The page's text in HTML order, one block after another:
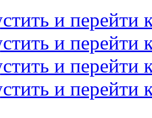
и перейти
и перейти
и перейти
и перейти